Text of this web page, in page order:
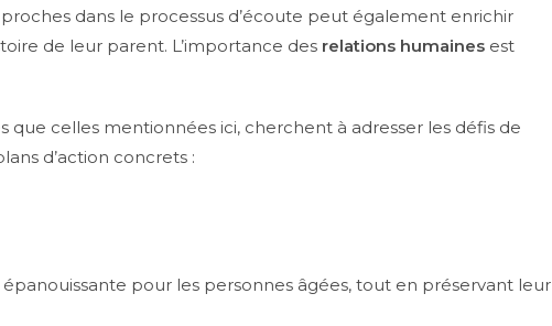
dans le processus d’écoute peut également enrichir
de leur parent. L’importance des relations humaines est
celles mentionnées ici, cherchent à adresser les défis de
d’action concrets :
pour les personnes âgées, tout en préservant leur